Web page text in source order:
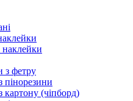
наклейки
з фетру
пінорезини
картону (чіпборд)